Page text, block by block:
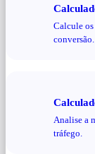
Calcule os
conversão.
Analise a
tráfego.